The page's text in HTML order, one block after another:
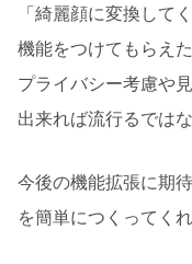
「綺麗顔に変換してく
機能をつけてもらえ
プライバシー考慮や
出来れば流行るでは
今後の機能拡張に期
を簡単につくってく